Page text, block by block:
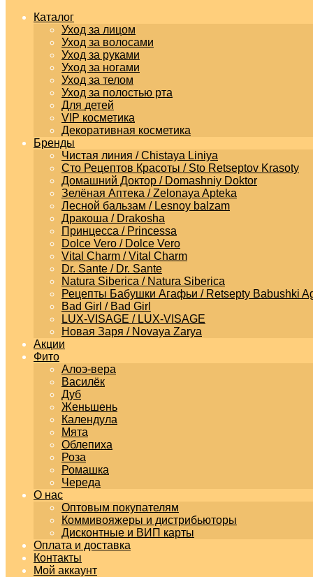
Каталог
Уход за лицом
Уход за волосами
Уход за руками
Уход за ногами
Уход за телом
Уход за полостью рта
Для детей
VIP косметика
Декоративная косметика
Бренды
Чистая линия / Chistaya Liniya
Сто Рецептов Красоты / Sto Retseptov Krasoty
Домашний Доктор / Domashniy Doktor
Зелёная Аптека / Zelonaya Apteka
Лесной бальзам / Lesnoy balzam
Дракоша / Drakosha
Принцесса / Princessa
Dolce Vero / Dolce Vero
Vital Charm / Vital Charm
Dr. Sante / Dr. Sante
Natura Siberica / Natura Siberica
Рецепты Бабушки Агафьи / Retsepty Babushki
Bad Girl / Bad Girl
LUX-VISAGE / LUX-VISAGE
Новая Заря / Novaya Zarya
Акции
Фито
Алоэ-вера
Василёк
Дуб
Женьшень
Календула
Мята
Облепиха
Роза
Ромашка
Череда
О нас
Оптовым покупателям
Коммивояжеры и дистрибьюторы
Дисконтные и ВИП карты
Оплата и доставка
Контакты
Мой аккаунт